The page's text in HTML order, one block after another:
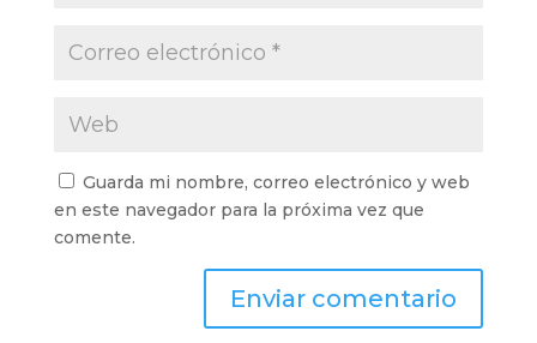
Guarda mi nombre, correo electrónico y web
en este navegador para la próxima vez que
comente.